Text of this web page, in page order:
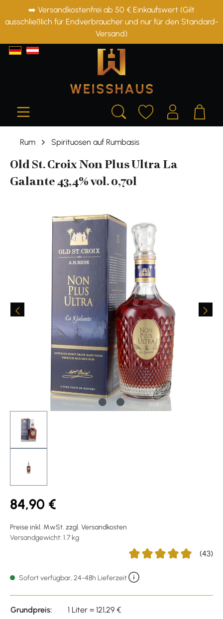
springen
➡️ Versandkostenfrei ab 50 € Einkaufswert (Gilt
ausschließlich für Endverbraucher und nur für den Standard-
Versand)
Rum Spirituosen auf Rumbasis
Old St. Croix Non Plus Ultra La
Galante 43,4% vol. 0,70l
Bildergalerie überspringen
84,90 €
Preise inkl. MwSt. zzgl. Versandkosten
Versandgewicht: 1.7 kg
(43)
Sofort verfügbar, 24-48h Lieferzeit
Grundpreis:
1 Liter = 121,29 €